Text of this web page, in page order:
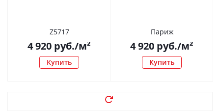
Z5717
4 920 руб./м²
Купить
Париж
4 920 руб./м²
Купить